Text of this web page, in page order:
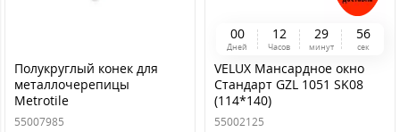
Полукруглый конек для
металлочерепицы
Metrotile
55007985
00
Дней
1 2
Часов
29
минут
56
сек
VELUX Мансардное окно
Стандарт GZL 1051 SK08
(114*140)
55002125